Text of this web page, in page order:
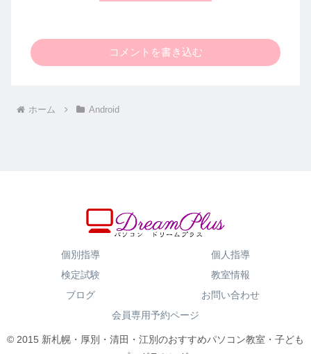
コメントを書き込む
ホーム Android
個別指導
個人指導
検定試験
教室情報
ブログ
お問い合わせ
会員専用予約ページ
© 2015 新札幌・厚別・清田・江別のおすすめパソコン教室・子ども